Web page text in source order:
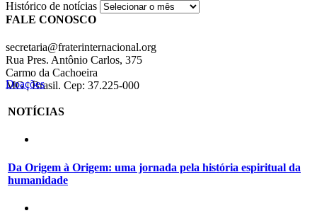
Histórico de notícias
FALE CONOSCO
secretaria@fraterinternacional.org
Rua Pres. Antônio Carlos, 375
Carmo da Cachoeira
MG | Brasil. Cep: 37.225-000
Doações
NOTÍCIAS
Da Origem à Origem: uma jornada pela história espiritual da
humanidade